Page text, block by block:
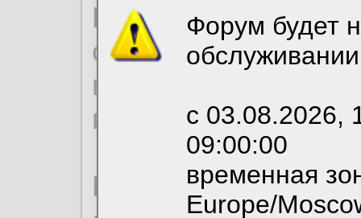
Форум будет
с 03.08.2026,
09:00:00
временная
Europe/
Продолжая
согласие на
необходимых для
вы можете
По